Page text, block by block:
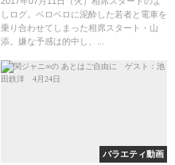
しログ。ベロベロに泥酔した若者と電車を
乗り合わせてしまった相席スタート・山
添。嫌な予感は的中し、...
バラエティ動画